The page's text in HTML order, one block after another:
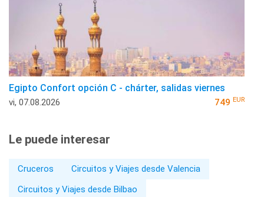
Egipto Confort opción C - chárter, salidas viernes
vi, 07.08.2026 749 EUR
Le puede interesar
Cruceros
Circuitos y Viajes desde Valencia
Circuitos y Viajes desde Bilbao